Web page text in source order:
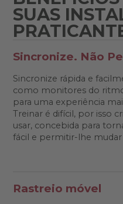
SUAS
Sincronize. Não
Sincronize rápida e
como monitores do
para uma experiência
Treinar é difícil, por isso
usar, concebida para
fácil e permitir-lhe
Rastreio móvel